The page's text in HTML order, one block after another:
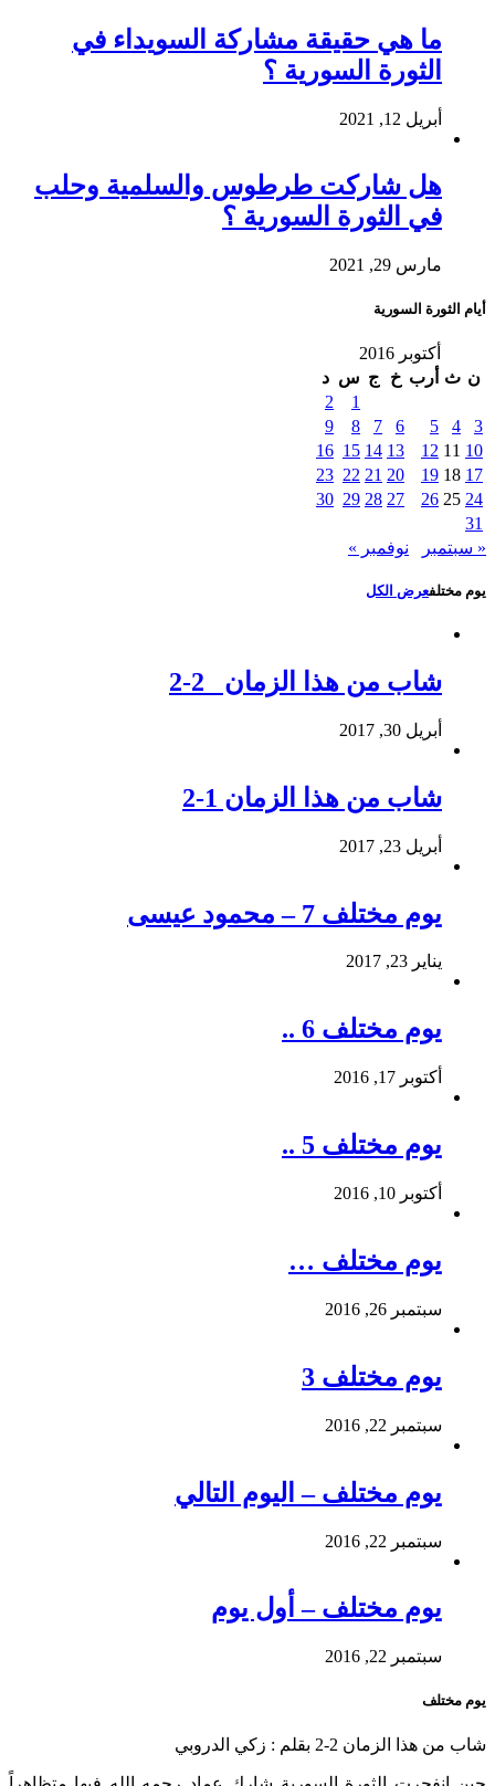
ما هي حقيقة مشاركة السويداء في
الثورة السورية ؟
أبريل 12, 2021
هل شاركت طرطوس والسلمية وحلب
في الثورة السورية ؟
مارس 29, 2021
أيام الثورة السورية
أكتوبر 2016
ن ث أرب خ ج س د
1
2
3
4
5
6
7
8
9
10
11
12
13
14
15
16
17
18
19
20
21
22
23
24
25
26
27
28
29
30
31
« سبتمبر
نوفمبر »
يوم مختلفعرض الكل
شاب من هذا الزمان 2-2
أبريل 30, 2017
شاب من هذا الزمان 1-2
أبريل 23, 2017
يوم مختلف 7 – محمود عيسى
يناير 23, 2017
يوم مختلف 6 ..
أكتوبر 17, 2016
يوم مختلف 5 ..
أكتوبر 10, 2016
يوم مختلف …
سبتمبر 26, 2016
يوم مختلف 3
سبتمبر 22, 2016
يوم مختلف – اليوم التالي
سبتمبر 22, 2016
يوم مختلف – أول يوم
سبتمبر 22, 2016
يوم مختلف
شاب من هذا الزمان 2-2 بقلم : زكي الدروبي